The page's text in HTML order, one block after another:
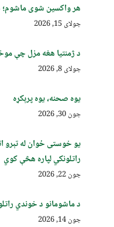
هر واکسین شوی ماشوم؛
جولای 15, 2026
د ژمنتیا هغه مزل چې
جولای 8, 2026
یوه صحنه، یوه پرېکړه
جون 30, 2026
یو خوستی ځوان له تېرو
راتلونکي لپاره هڅې کوي
جون 22, 2026
د ماشومانو د خوندي
جون 14, 2026